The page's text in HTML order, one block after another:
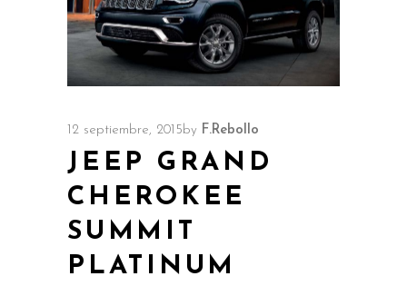
12 septiembre, 2015by F.Rebollo
JEEP GRAND
CHEROKEE
SUMMIT
PLATINUM